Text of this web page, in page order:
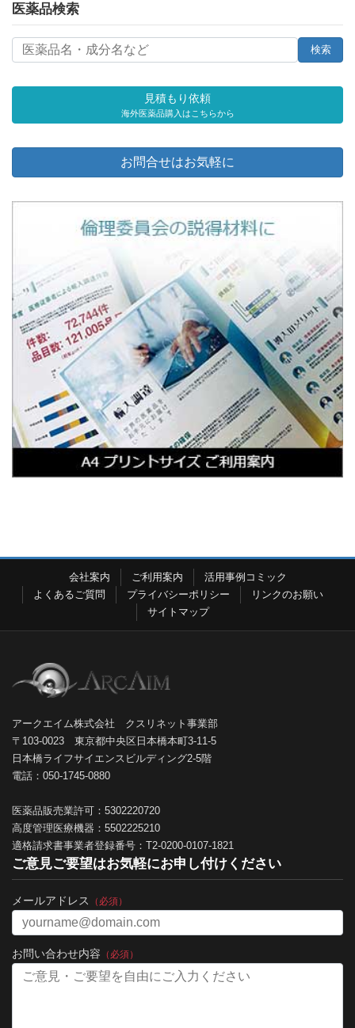
医薬品検索
見積もり依頼
海外医薬品購入はこちらから
お問合せはお気軽に
会社案内 ご利用案内
活用事例コミック
よくあるご質問
プライバシーポリシー
リンクのお願い
サイトマップ
アークエイム株式会社 クスリネット事業部
〒103-0023 東京都中央区日本橋本町3-11-5
日本橋ライフサイエンスビルディング2-5階
電話：050-1745-0880
医薬品販売業許可：5302220720
高度管理医療機器：5502225210
適格請求書事業者登録番号：T2-0200-0107-1821
ご意見ご要望はお気軽にお申し付けください
メールアドレス （必須）
お問い合わせ内容 （必須）